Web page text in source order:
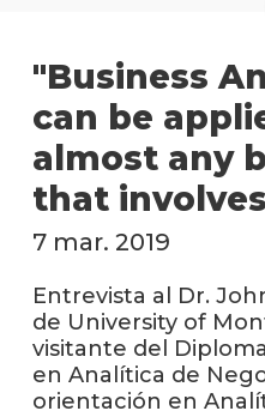
"Business
can be
almost any
that
7 mar. 2019
Entrevista al Dr.
de University of
visitante del
en Analítica de
orientación en